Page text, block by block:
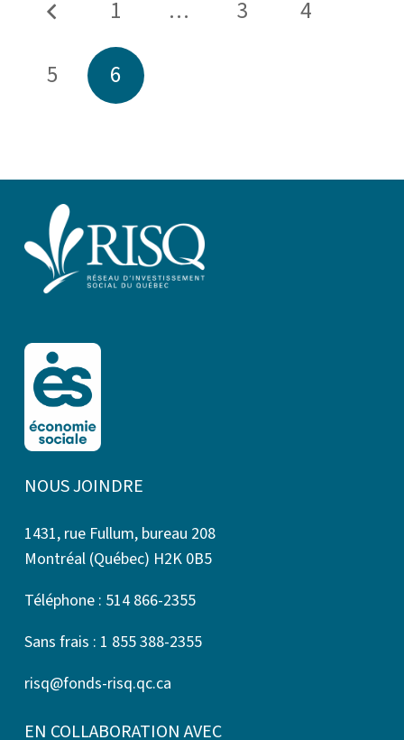
1 … 3
4
5
6
NOUS JOINDRE
1431, rue Fullum, bureau 208
Montréal (Québec) H2K 0B5
Téléphone : 514 866-2355
Sans frais : 1 855 388-2355
risq@fonds-risq.qc.ca
EN COLLABORATION AVEC